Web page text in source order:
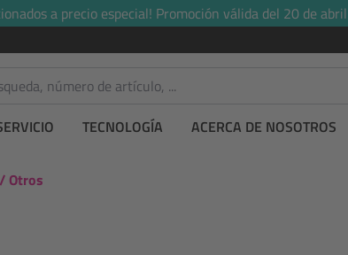
a precio especial! Promoción válida del 20 de
TECNOLOGÍA ACERCA DE NOSOTROS
Otros